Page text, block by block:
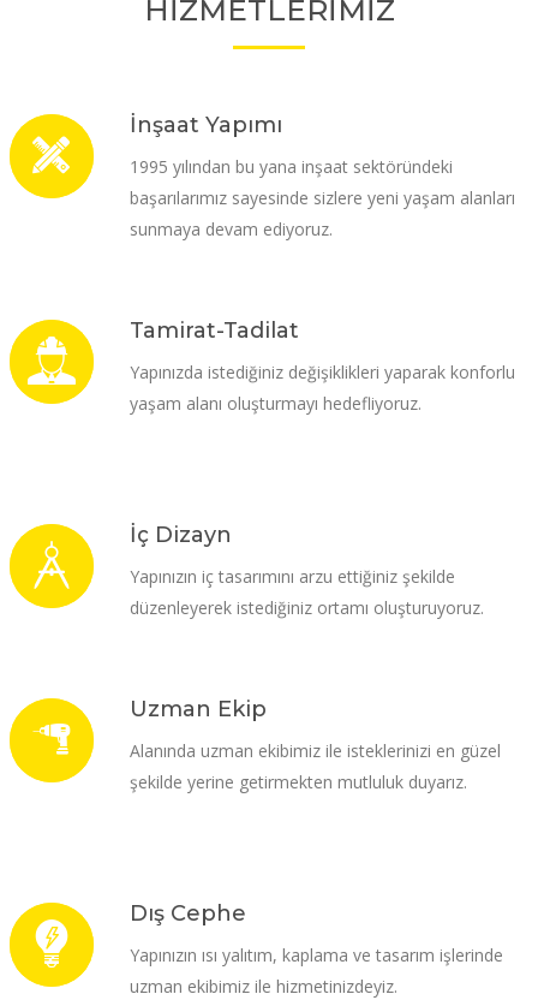
HİZMETLERİMİZ
İnşaat Yapımı
1995 yılından bu yana inşaat sektöründeki
başarılarımız sayesinde sizlere yeni yaşam alanları
sunmaya devam ediyoruz.
Tamirat-Tadilat
Yapınızda istediğiniz değişiklikleri yaparak konforlu
yaşam alanı oluşturmayı hedefliyoruz.
İç Dizayn
Yapınızın iç tasarımını arzu ettiğiniz şekilde
düzenleyerek istediğiniz ortamı oluşturuyoruz.
Uzman Ekip
Alanında uzman ekibimiz ile isteklerinizi en güzel
şekilde yerine getirmekten mutluluk duyarız.
Dış Cephe
Yapınızın ısı yalıtım, kaplama ve tasarım işlerinde
uzman ekibimiz ile hizmetinizdeyiz.